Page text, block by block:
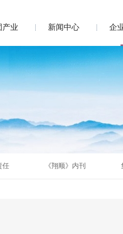
产业 新闻中心 企
任 《翔顺》内刊